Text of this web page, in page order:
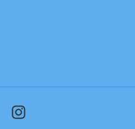
FacebookInstagram